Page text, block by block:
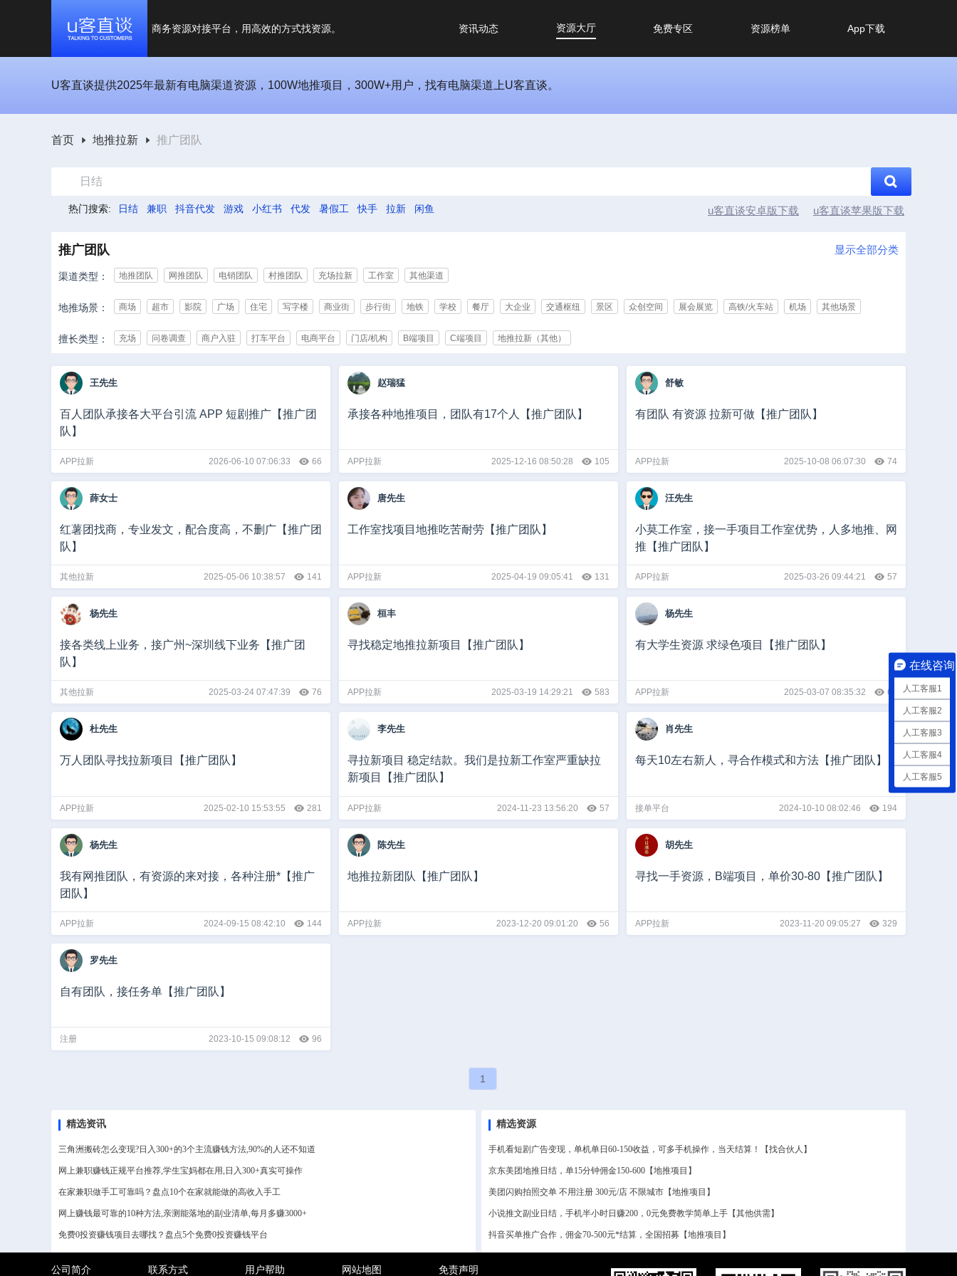
商务资源对接平台，用高效的方式找资源。 资讯动态 资源大厅 免费专区 资源榜单 App下载
U客直谈提供2025年最新有电脑渠道资源，100W地推项目，300W+用户，找有电脑渠道上U客直谈。
首页 地推拉新 推广团队
日结
热门搜索: 日结 兼职 抖音代发 游戏 小红书 代发 暑假工 快手 拉新 闲鱼 u客直谈安卓版下载 u客直谈苹果版下载
推广团队 显示全部分类
渠道类型： 地推团队 网推团队 电销团队 村推团队 充场拉新 工作室 其他渠道
地推场景： 商场 超市 影院 广场 住宅 写字楼 商业街 步行街 地铁 学校 餐厅 大企业 交通枢纽 景区 众创空间 展会展览 高铁/火车站 机场 其他场景
擅长类型： 充场 问卷调查 商户入驻 打车平台 电商平台 门店/机构 B端项目 C端项目 地推拉新（其他）
承接行业： IT/互联网 游戏 影视/动漫 亲子/母婴 教育/培训 化妆品/美容 快消/食品 企业服务 办公用品/生活用品 旅游 酒店 汽车 餐饮 婚庆 房产 家居建材
家政服务
能源/制造 其他行业
团队规模： 0-10人 10-50人 50-500人 500-1000人 1000人以上
推广日量：
王先生
百人团队承接各大平台引流 APP 短剧推广【推广团
队】
APP拉新 2026-06-10 07:06:33 66
赵瑞猛
承接各种地推项目，团队有17个人【推广团队】
APP拉新 2025-12-16 08:50:28 105
舒敏
有团队 有资源 拉新可做【推广团队】
APP拉新 2025-10-08 06:07:30 74
薛女士
红薯团找商，专业发文，配合度高，不删广【推广团
队】
其他拉新 2025-05-06 10:38:57 141
唐先生
工作室找项目地推吃苦耐劳【推广团队】
APP拉新 2025-04-19 09:05:41 131
汪先生
小莫工作室，接一手项目工作室优势，人多地推、网
推【推广团队】
APP拉新 2025-03-26 09:44:21 57
杨先生
接各类线上业务，接广州~深圳线下业务【推广团
队】
其他拉新 2025-03-24 07:47:39 76
桓丰
寻找稳定地推拉新项目【推广团队】
APP拉新 2025-03-19 14:29:21 583
杨先生
有大学生资源 求绿色项目【推广团队】
APP拉新 2025-03-07 08:35:32 63
杜先生
万人团队寻找拉新项目【推广团队】
APP拉新 2025-02-10 15:53:55 281
李先生
寻拉新项目 稳定结款。我们是拉新工作室严重缺拉
新项目【推广团队】
APP拉新 2024-11-23 13:56:20 57
肖先生
每天10左右新人，寻合作模式和方法【推广团队】
接单平台 2024-10-10 08:02:46 194
杨先生
我有网推团队，有资源的来对接，各种注册*【推广
团队】
APP拉新 2024-09-15 08:42:10 144
陈先生
地推拉新团队【推广团队】
APP拉新 2023-12-20 09:01:20 56
胡先生
寻找一手资源，B端项目，单价30-80【推广团队】
APP拉新 2023-11-20 09:05:27 329
罗先生
自有团队，接任务单【推广团队】
注册 2023-10-15 09:08:12 96
1
精选资讯
三角洲搬砖怎么变现?日入300+的3个主流赚钱方法,90%的人还不知道
网上兼职赚钱正规平台推荐,学生宝妈都在用,日入300+真实可操作
在家兼职做手工可靠吗？盘点10个在家就能做的高收入手工
网上赚钱最可靠的10种方法,亲测能落地的副业清单,每月多赚3000+
免费0投资赚钱项目去哪找？盘点5个免费0投资赚钱平台
精选资源
手机看短剧广告变现，单机单日60-150收益，可多手机操作，当天结算！【找合伙人】
京东美团地推日结，单15分钟佣金150-600【地推项目】
美团闪购拍照交单 不用注册 300元/店 不限城市【地推项目】
小说推文副业日结，手机半小时日赚200，0元免费教学简单上手【其他供需】
抖音买单推广合作，佣金70-500元*结算，全国招募【地推项目】
公司简介 联系方式 用户帮助 网站地图 免责声明
在线咨询
人工客服1
人工客服2
人工客服3
人工客服4
人工客服5